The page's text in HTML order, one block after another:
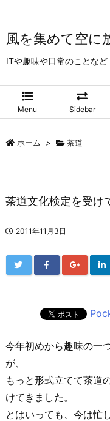
風を集めて空に
ITや趣味や日常のことなど
Menu Sidebar
ホーム > 茶道
茶道文化検定を受け
2011年11月3日
今年初めから趣味の一
が、
もっと形式立てて茶道
けてきました。
とはいっても、今は忙